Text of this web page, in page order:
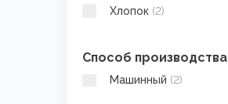
Хлопок (2)
Способ производства
Машинный (2)